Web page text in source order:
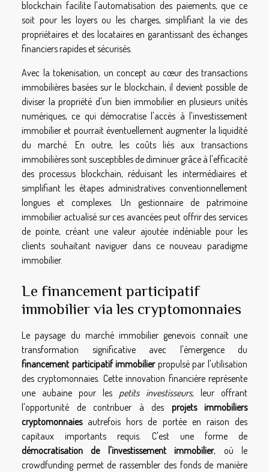
blockchain facilite l'automatisation des paiements, que ce
soit pour les loyers ou les charges, simplifiant la vie des
propriétaires et des locataires en garantissant des échanges
financiers rapides et sécurisés.
Avec la tokenisation, un concept au cœur des transactions
immobilières basées sur le blockchain, il devient possible de
diviser la propriété d'un bien immobilier en plusieurs unités
numériques, ce qui démocratise l'accès à l'investissement
immobilier et pourrait éventuellement augmenter la liquidité
du marché. En outre, les coûts liés aux transactions
immobilières sont susceptibles de diminuer grâce à l'efficacité
des processus blockchain, réduisant les intermédiaires et
simplifiant les étapes administratives conventionnellement
longues et complexes. Un gestionnaire de patrimoine
immobilier actualisé sur ces avancées peut offrir des services
de pointe, créant une valeur ajoutée indéniable pour les
clients souhaitant naviguer dans ce nouveau paradigme
immobilier.
Le financement participatif
immobilier via les cryptomonnaies
Le paysage du marché immobilier genevois connaît une
transformation significative avec l'émergence du
financement participatif immobilierpropulsé par l'utilisation
des cryptomonnaies. Cette innovation financière représente
une aubaine pour les petits investisseurs, leur offrant
l'opportunité de contribuer à des projets immobiliers
cryptomonnaiesautrefois hors de portée en raison des
capitaux importants requis. C'est une forme de
démocratisation de l'investissement immobilier, où le
crowdfunding permet de rassembler des fonds de manière